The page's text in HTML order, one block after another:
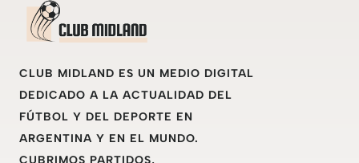
CLUB MIDLAND ES UN MEDIO DIGITAL
DEDICADO A LA ACTUALIDAD DEL
FÚTBOL Y DEL DEPORTE EN
ARGENTINA Y EN EL MUNDO.
CUBRIMOS PARTIDOS,